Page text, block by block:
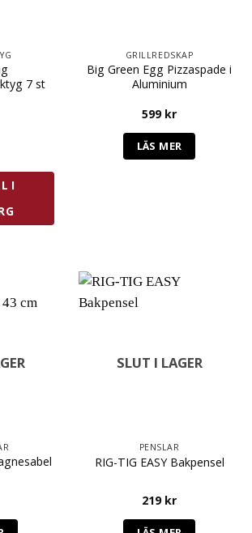
7 st
7 st Plast mängd
I
GRILLREDSKAP
Big Green Egg Pizzaspade i
Aluminium
599 kr
LÄS MER
SLUT I LAGER
PENSLAR
RIG-TIG EASY Bakpensel
219 kr